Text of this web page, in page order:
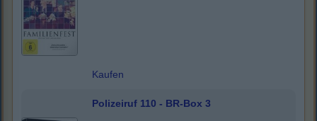
Kaufen
Polizeiruf 110 - BR-Box 3